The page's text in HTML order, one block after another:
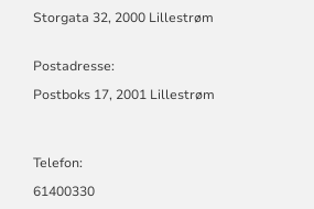
Storgata 32, 2000 Lillestrøm
Postadresse:
Postboks 17, 2001 Lillestrøm
Telefon:
61400330